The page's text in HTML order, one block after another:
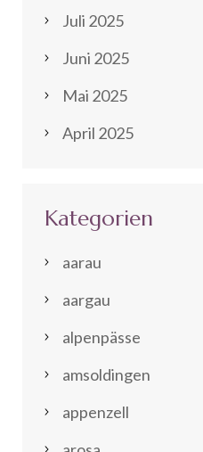
Juli 2025
Juni 2025
Mai 2025
April 2025
Kategorien
aarau
aargau
alpenpässe
amsoldingen
appenzell